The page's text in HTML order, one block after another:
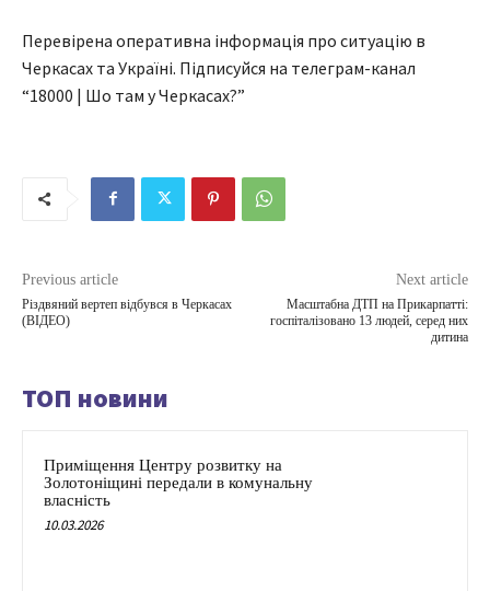
Перевірена оперативна інформація про ситуацію в
Черкасах та Україні. Підписуйся на телеграм-канал
“18000 | Шо там у Черкасах?”
Previous article
Різдвяний вертеп відбувся в Черкасах
(ВІДЕО)
Next article
Масштабна ДТП на Прикарпатті:
госпіталізовано 13 людей, серед них
дитина
ТОП новини
Приміщення Центру розвитку на
Золотоніщині передали в комунальну
власність
10.03.2026